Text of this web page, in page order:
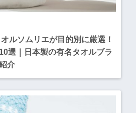
ルソムリエが目的別に厳選！
選｜日本製の有名タオルブラ
介